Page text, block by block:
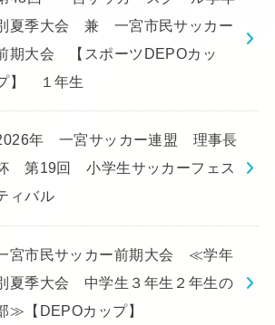
夏季大会 兼 一宮市民サッカー
期大会 【スポーツDEPOカッ
】 １年生
年 一宮サッカー連盟 理事長
第19回 小学生サッカーフェス
ィバル
宮市民サッカー前期大会 ≪学年
夏季大会 中学生３年生２年生の
≫【DEPOカップ】